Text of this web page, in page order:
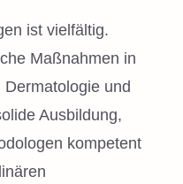
ist vielfältig.
Maßnahmen in
und
Ausbildung,
kompetent